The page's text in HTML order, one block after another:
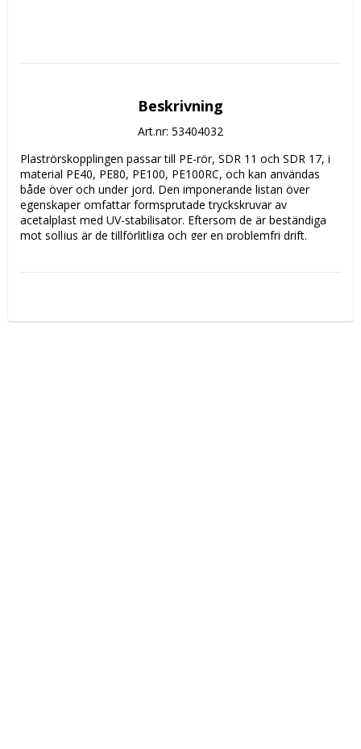
Beskrivning
Art.nr: 53404032
Plaströrskopplingen passar till PE-rör, SDR 11 och SDR 17, i
material PE40, PE80, PE100, PE100RC, och kan användas
både över och under jord. Den imponerande listan över
egenskaper omfattar formsprutade tryckskruvar av
acetalplast med UV-stabilisator. Eftersom de är beständiga
mot solljus är de tillförlitliga och ger en problemfri drift.